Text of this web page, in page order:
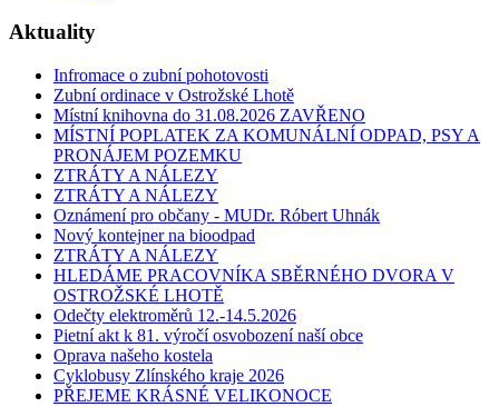
Aktuality
Infromace o zubní pohotovosti
Zubní ordinace v Ostrožské Lhotě
Místní knihovna do 31.08.2026 ZAVŘENO
MÍSTNÍ POPLATEK ZA KOMUNÁLNÍ ODPAD, PSY A
PRONÁJEM POZEMKU
ZTRÁTY A NÁLEZY
ZTRÁTY A NÁLEZY
Oznámení pro občany - MUDr. Róbert Uhnák
Nový kontejner na bioodpad
ZTRÁTY A NÁLEZY
HLEDÁME PRACOVNÍKA SBĚRNÉHO DVORA V
OSTROŽSKÉ LHOTĚ
Odečty elektroměrů 12.-14.5.2026
Pietní akt k 81. výročí osvobození naší obce
Oprava našeho kostela
Cyklobusy Zlínského kraje 2026
PŘEJEME KRÁSNÉ VELIKONOCE